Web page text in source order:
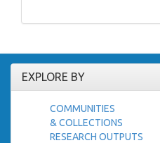
EXPLORE BY
COMMUNITIES
& COLLECTIONS
RESEARCH OUTPUTS